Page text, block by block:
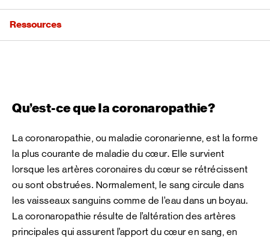
Ressources
Qu’est-ce que la coronaropathie?
La coronaropathie, ou maladie coronarienne, est la forme
la plus courante de maladie du cœur. Elle survient
lorsque les artères coronaires du cœur se rétrécissent
ou sont obstruées. Normalement, le sang circule dans
les vaisseaux sanguins comme de l’eau dans un boyau.
La coronaropathie résulte de l’altération des artères
principales qui assurent l’apport du cœur en sang, en